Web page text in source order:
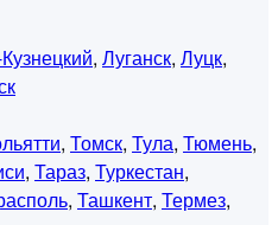
, Луганск, Луцк,
, Томск, Тула, Тюмень,
, Тараз, Туркестан,
, Ташкент, Термез,